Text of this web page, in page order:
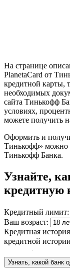
На странице
PlanetaCard от
кредитной карты,
необходимых
сайта Тинькофф
условиях,
можете получить
Оформить и
Тинькофф» можно
Тинькофф Банка.
Узнайте,
кредитную
Кредитный лимит:
Ваш возраст:
Кредитная
кредитной истории
Узнать, какой банк